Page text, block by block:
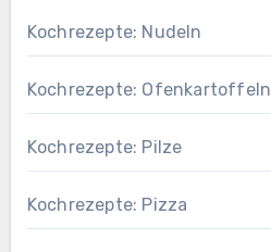
Kochrezepte: Nudeln
Kochrezepte: Ofenkartoffeln
Kochrezepte: Pilze
Kochrezepte: Pizza